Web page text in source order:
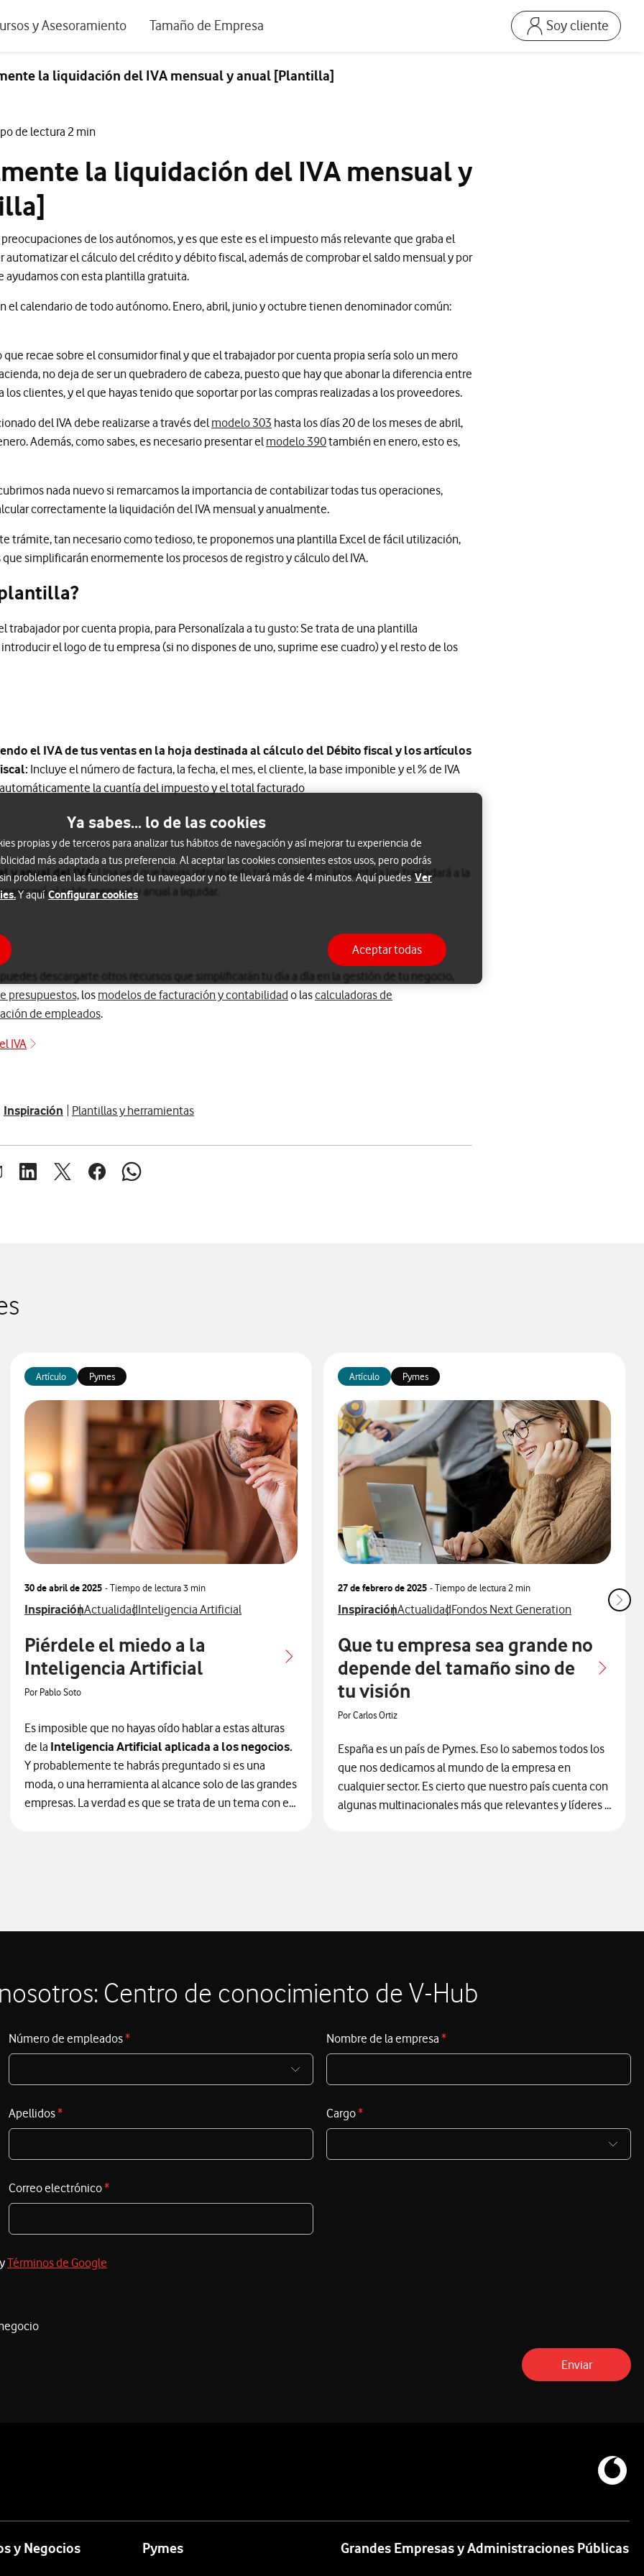
y Asesoramiento
y webinars
Tamaño de Empresa Soy cliente
Ir a la pagina
la liquidación del IVA mensual y anual [Plantilla]
de lectura 2 min
la liquidación del IVA mensual y
preocupaciones de los autónomos, y es que este es el impuesto más relevante que graba el
automatizar el cálculo del crédito y débito fiscal, además de comprobar el saldo mensual y por
ayudamos con esta plantilla gratuita.
el calendario de todo autónomo. Enero, abril, junio y octubre tienen denominador común:
recae sobre el consumidor final y que el trabajador por cuenta propia sería solo un mero
no deja de ser un quebradero de cabeza, puesto que hay que abonar la diferencia entre
los clientes, y el que hayas tenido que soportar por las compras realizadas a los proveedores.
del IVA debe realizarse a través delmodelo 303 hasta los días 20 de los meses de abril,
Además, como sabes, es necesario presentar elmodelo 390también en enero, esto es,
nada nuevo si remarcamos la importancia de contabilizar todas tus operaciones,
correctamente la liquidación del IVA mensual y anualmente.
trámite, tan necesario como tedioso, te proponemos una plantilla Excel de fácil utilización,
simplificarán enormemente los procesos de registro y cálculo del IVA.
trabajador por cuenta propia, para Personalízala a tu gusto: Se trata de una plantilla
el logo de tu empresa (si no dispones de uno, suprime ese cuadro) y el resto de los
el IVA de tus ventas en la hoja destinada al cálculo del Débito fiscal y los artículos
Incluye el número de factura, la fecha, el mes, el cliente, la base imponible y el % de IVA
la cuantía del impuesto y el total facturado
y anual del IVA:Una vez que hayas introducido todos los datos, la plantilla los trasladará a la
el saldo mensual y anual a liquidar.
descargarte otros recursos que simplificarán tu día a día en la gestión de tu negocio,
presupuestos, los modelos de facturación y contabilidad o lascalculadoras de
de empleados.
IVA
Inspiración Plantillas y herramientas
ventana para compartir en mail
Abrir ventana para compartir en linkedin
Abrir ventana para compartir en twitter
Abrir ventana para compartir en facebook
Abrir ventana para compartir en whatsapp
Artículo Pymes
30 de abril de 2025 - Tiempo de lectura3 min
Ver más articulos relacionados con
InspiraciónVer más artículos con
ActualidadVer más artículos con
Inteligencia Artificial
Piérdele el miedo a la
Inteligencia Artificial
Por Pablo Soto
Es imposible que no hayas oído hablar a estas alturas
de la Inteligencia Artificial aplicada a los negocios.
Y probablemente te habrás preguntado si es una
moda, o una herramienta al alcance solo de las grandes
empresas. La verdad es que se trata de un tema con el
como buscador. Si tienes un negocio, de cualquier
Artículo Pymes
27 de febrero de 2025 - Tiempo de lectura2 min
Ver más articulos relacionados con
InspiraciónVer más artículos con
ActualidadVer más artículos con
Fondos Next Generation
Que tu empresa sea grande no
depende del tamaño sino de
tu visión
Por Carlos Ortiz
España es un país de Pymes. Eso lo sabemos todos los
que nos dedicamos al mundo de la empresa en
cualquier sector. Es cierto que nuestro país cuenta con
algunas multinacionales más que relevantes y líderes a
vez en un selecto grupo de Pymes que son
últimos extremos de ese tejido capilar que es la
asegurar que el futuro de las Pyme en nuestro país será
afrontar algunos retos sobre los que me gustaría
Centro de conocimiento de V-Hub
Número de empleados* Nombre de la empresa *
Apellidos* Cargo*
Correo electrónico*
yTérminos de Google
Enviar
y Negocios Pymes Grandes Empresas y Administraciones Públicas
Ya sabes... lo de las cookies
propias y de terceros para analizar tus hábitos de navegación y así mejorar tu experiencia de
más adaptada a tus preferencia. Al aceptar las cookies consientes estos usos, pero podrás
problema en las funciones de tu navegador y no te llevará más de 4 minutos. Aquí puedes Ver
Y aquíConfigurar cookies
Aceptar todas